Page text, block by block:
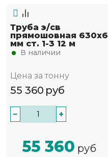
Труба э/св
прямошовная 630х6
мм ст. 1-3 12 м
В наличии
Цена за тонну
55 360 руб
− +
55 360 руб